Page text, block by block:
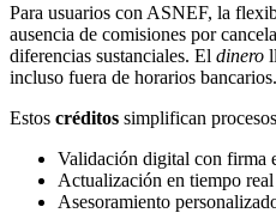
Para usuarios con ASNEF, la
ausencia de comisiones por
diferencias sustanciales. El dinero
incluso fuera de horarios bancarios.
Estos créditos simplifican
Validación digital con firma
Actualización en tiempo
Asesoramiento